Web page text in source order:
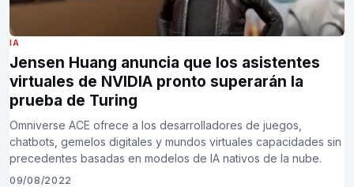
IA
Jensen Huang anuncia que los asistentes
virtuales de NVIDIA pronto superarán la
prueba de Turing
Omniverse ACE ofrece a los desarrolladores de juegos,
chatbots, gemelos digitales y mundos virtuales capacidades sin
precedentes basadas en modelos de IA nativos de la nube.
09/08/2022